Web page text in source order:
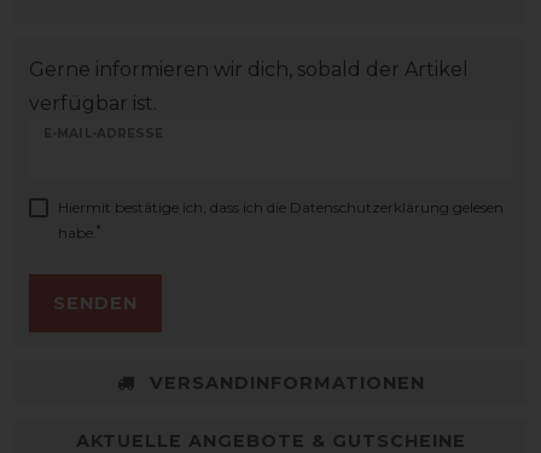
Gerne informieren wir dich, sobald der Artikel
verfügbar ist.
E-MAIL-ADRESSE
Hiermit bestätige ich, dass ich die Daten­schutz­erklärung gelesen
habe. *
SENDEN
VERSANDINFORMATIONEN
AKTUELLE ANGEBOTE & GUTSCHEINE